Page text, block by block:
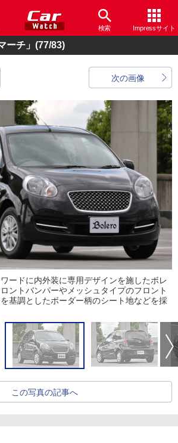
検索 Impressサイト
ーチ」 (77/83)
次の画像
ワードに内外装に専用デザインを施したボレ
ントバンパーやメッシュタイプのフロント
基調としたボーダー柄のシート地などを採
この写真の記事へ